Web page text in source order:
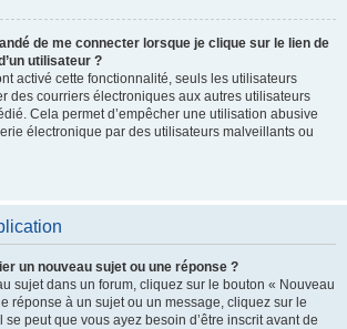
de me connecter lorsque je clique sur le lien de
utilisateur ?
activé cette fonctionnalité, seuls les utilisateurs
des courriers électroniques aux autres utilisateurs
Cela permet d’empêcher une utilisation abusive
électronique par des utilisateurs malveillants ou
un nouveau sujet ou une réponse ?
sujet dans un forum, cliquez sur le bouton « Nouveau
réponse à un sujet ou un message, cliquez sur le
se peut que vous ayez besoin d’être inscrit avant de